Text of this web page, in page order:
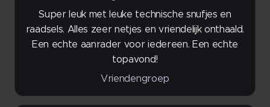
Super leuk met leuke technische snufjes en
raadsels. Alles zeer netjes en vriendelijk onthaald.
Een echte aanrader voor iedereen. Een echte
topavond!
Vriendengroep